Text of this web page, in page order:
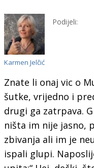
Karmen Jelčić
Podijeli:
Znate li onaj vic o
šutke, vrijedno i
drugi ga zatrpava.
ništa im nije jasno,
zbivanja ali im je
ispali glupi.